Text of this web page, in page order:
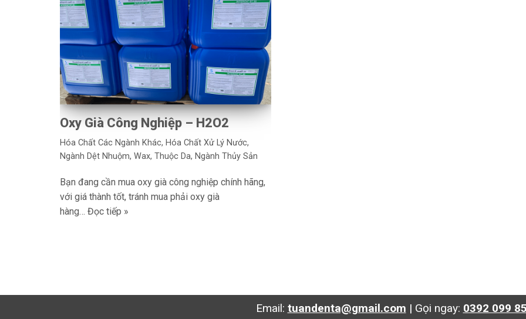
Oxy Già Công Nghiệp – H2O2
Hóa Chất Các Ngành Khác, Hóa Chất Xử Lý Nước,
Ngành Dệt Nhuộm, Wax, Thuộc Da, Ngành Thủy Sản
Bạn đang cần mua oxy già công nghiệp chính hãng,
với giá thành tốt, tránh mua phải oxy già
hàng… Đọc tiếp »
Email: tuandenta@gmail.com | Gọi ngay: 0392 099